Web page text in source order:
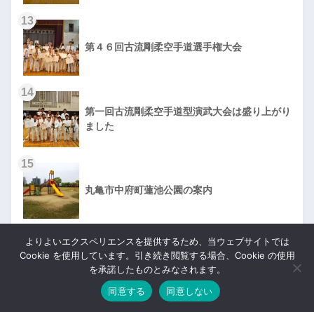
13
第４６回古流剛柔空手道選手権大会
14
第一回古流剛柔空手道型演武大会は盛り上がり
ました
15
丸亀市中府町蓮池公園の案内
16
第2回全日本古流剛柔空手道選手権大会銭形杯
よりよいエクスペリエンスを提供するため、当ウェブサイトでは
Cookie を使用しています。引き続き閲覧する場合、Cookie の使用
を承諾したものとみなされます。
同意する
同意しない